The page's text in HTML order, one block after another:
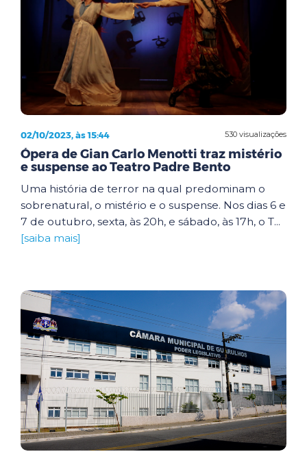
530 visualizações
02/10/2023, às 15:44
Ópera de Gian Carlo Menotti traz mistério
e suspense ao Teatro Padre Bento
Uma história de terror na qual predominam o
sobrenatural, o mistério e o suspense. Nos dias 6 e
7 de outubro, sexta, às 20h, e sábado, às 17h, o T...
[saiba mais]